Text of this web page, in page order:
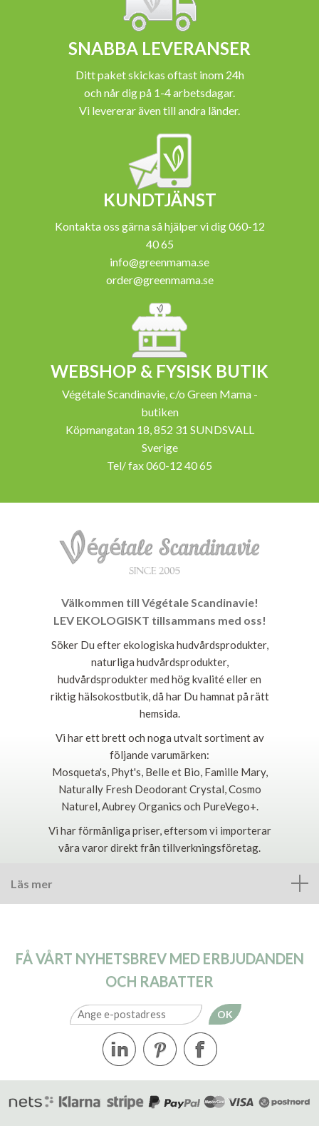
SNABBA LEVERANSER
Ditt paket skickas oftast inom 24h
och når dig på 1-4 arbetsdagar.
Vi levererar även till andra länder.
KUNDTJÄNST
Kontakta oss gärna så hjälper vi dig 060-12
40 65
info@greenmama.se
order@greenmama.se
WEBSHOP & FYSISK BUTIK
Végétale Scandinavie, c/o Green Mama -
butiken
Köpmangatan 18, 852 31 SUNDSVALL
Sverige
Tel/ fax 060-12 40 65
Välkommen till Végétale Scandinavie!
LEV EKOLOGISKT tillsammans med oss!
Söker Du efter ekologiska hudvårdsprodukter,
naturliga hudvårdsprodukter,
hudvårdsprodukter med hög kvalité eller en
riktig hälsokostbutik, då har Du hamnat på rätt
hemsida.
Vi har ett brett och noga utvalt sortiment av
följande varumärken:
Mosqueta's, Phyt's, Belle et Bio, Famille Mary,
Naturally Fresh Deodorant Crystal, Cosmo
Naturel, Aubrey Organics och PureVego+.
Vi har förmånliga priser, eftersom vi importerar
våra varor direkt från tillverkningsföretag.
Läs mer
FÅ VÅRT NYHETSBREV MED ERBJUDANDEN
OCH RABATTER
OK